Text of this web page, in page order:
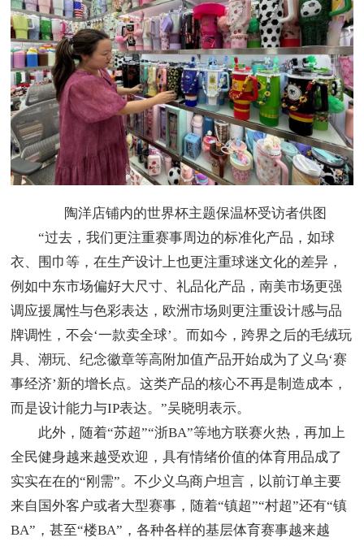
陶洋店铺内的世界杯主题保温杯受访者供图
“过去，我们更注重赛事周边的标准化产品，如球
衣、围巾等，在生产设计上也更注重球迷文化的差异，
例如中东市场偏好大尺寸、礼品化产品，南美市场更强
调应援属性与色彩表达，欧洲市场则更注重设计感与品
牌调性，不会‘一款卖全球’。而如今，跨界之后的毛绒玩
具、潮玩、纪念徽章等高附加值产品开始成为了义乌‘赛
事经济’新的增长点。这类产品的核心不再是制造成本，
而是设计能力与IP表达。”吴晓明表示。
此外，随着“苏超”“浙BA”等地方联赛火热，再加上
全民健身越来越受欢迎，具有情绪价值的体育用品成了
实实在在的“刚需”。不少义乌商户坦言，以前订单主要
来自国外客户或者大型赛事，随着“镇超”“村超”还有“镇
BA”，甚至“楼BA”，各种各样的基层体育赛事越来越